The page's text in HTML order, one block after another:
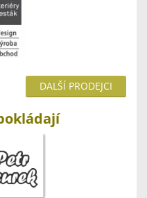
DALŠÍ PRODEJCI